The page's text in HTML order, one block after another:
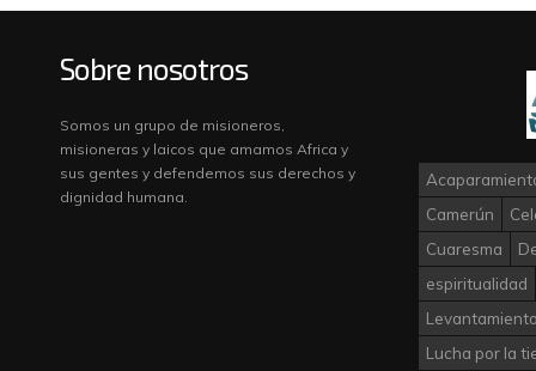
Sobre nosotros
Somos un grupo de misioneros,
misioneras y laicos que amamos Africa y
sus gentes y defendemos sus derechos y
dignidad humana.
Camerún
Cuaresma
espiritualidad
Lucha por la